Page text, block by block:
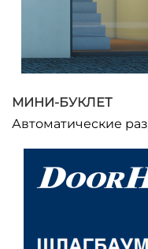
МИНИ-БУКЛЕТ
Автоматические